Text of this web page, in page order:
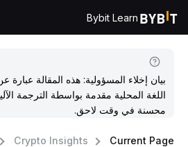
Bybit Learn
بيان إخلاء المسؤولية: هذه المقالة عبارة عن
اللغة المحلية مقدمة بواسطة الترجمة
محسنة في وقت لاحق.
Crypto Insights Current